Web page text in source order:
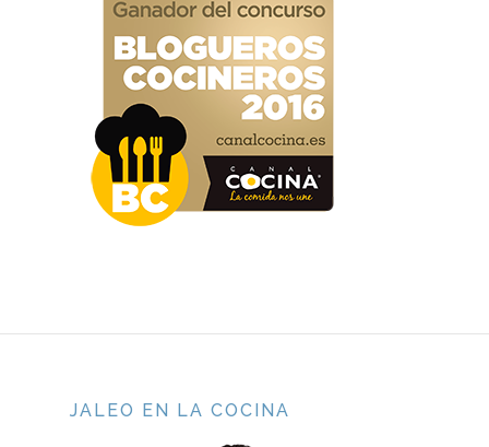
JALEO EN LA COCINA